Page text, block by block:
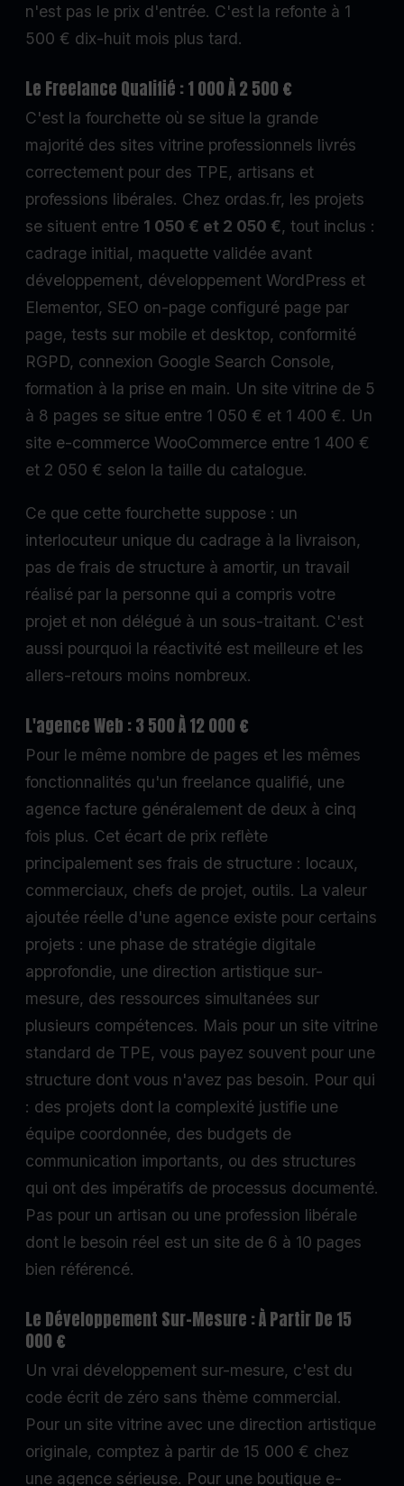
n'est pas le prix d'entrée. C'est la refonte à 1
500 € dix-huit mois plus tard.
Le Freelance Qualifié : 1 000 À 2 500 €
C'est la fourchette où se situe la grande
majorité des sites vitrine professionnels livrés
correctement pour des TPE, artisans et
professions libérales. Chez ordas.fr, les projets
se situent entre 1 050 € et 2 050 €, tout inclus :
cadrage initial, maquette validée avant
développement, développement WordPress et
Elementor, SEO on-page configuré page par
page, tests sur mobile et desktop, conformité
RGPD, connexion Google Search Console,
formation à la prise en main. Un site vitrine de 5
à 8 pages se situe entre 1 050 € et 1 400 €. Un
site e-commerce WooCommerce entre 1 400 €
et 2 050 € selon la taille du catalogue.
Ce que cette fourchette suppose : un
interlocuteur unique du cadrage à la livraison,
pas de frais de structure à amortir, un travail
réalisé par la personne qui a compris votre
projet et non délégué à un sous-traitant. C'est
aussi pourquoi la réactivité est meilleure et les
allers-retours moins nombreux.
L'agence Web : 3 500 À 12 000 €
Pour le même nombre de pages et les mêmes
fonctionnalités qu'un freelance qualifié, une
agence facture généralement de deux à cinq
fois plus. Cet écart de prix reflète
principalement ses frais de structure : locaux,
commerciaux, chefs de projet, outils. La valeur
ajoutée réelle d'une agence existe pour certains
projets : une phase de stratégie digitale
approfondie, une direction artistique sur-
mesure, des ressources simultanées sur
plusieurs compétences. Mais pour un site vitrine
standard de TPE, vous payez souvent pour une
structure dont vous n'avez pas besoin. Pour qui
: des projets dont la complexité justifie une
équipe coordonnée, des budgets de
communication importants, ou des structures
qui ont des impératifs de processus documenté.
Pas pour un artisan ou une profession libérale
dont le besoin réel est un site de 6 à 10 pages
bien référencé.
Le Développement Sur-Mesure : À Partir De 15
000 €
Un vrai développement sur-mesure, c'est du
code écrit de zéro sans thème commercial.
Pour un site vitrine avec une direction artistique
originale, comptez à partir de 15 000 € chez
une agence sérieuse. Pour une boutique e-